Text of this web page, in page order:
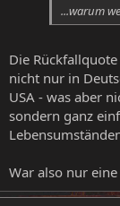
...warum
Die
nicht nur in
USA - was aber
sondern ganz
War also nur